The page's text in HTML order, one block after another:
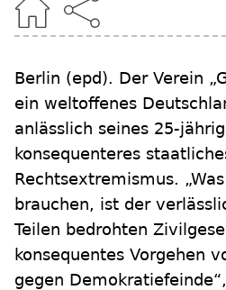
Berlin (epd). Der Verein
ein weltoffenes
anlässlich seines 25-
konsequenteres
Rechtsextremismus.
brauchen, ist der
Teilen bedrohten
konsequentes Vorgehen
gegen